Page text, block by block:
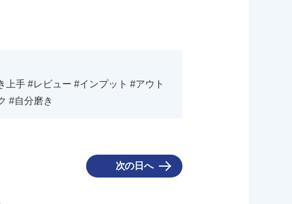
手 #レビュー #インプット #アウト
#自分磨き
次の日へ